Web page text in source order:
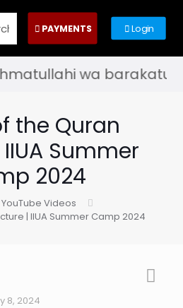
PAYMENTS Login
wa barakatuh! -
the Quran
Summer
2024
YouTube Videos
| IIUA Summer Camp 2024
8, 2024